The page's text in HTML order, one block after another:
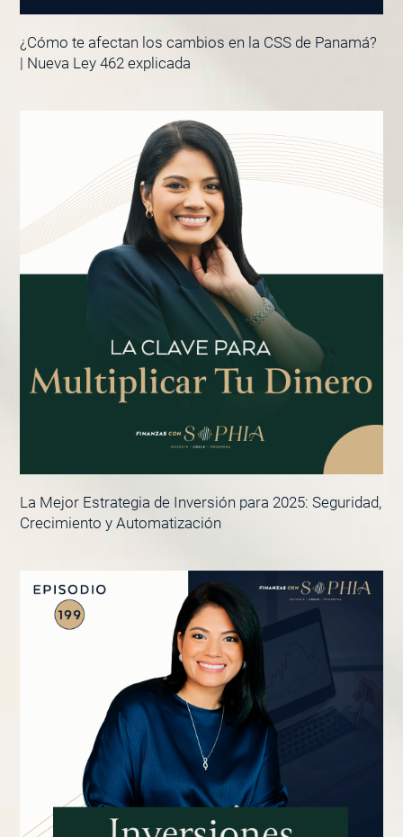
¿Cómo te afectan los cambios en la CSS de Panamá?
| Nueva Ley 462 explicada
La Mejor Estrategia de Inversión para 2025: Seguridad,
Crecimiento y Automatización